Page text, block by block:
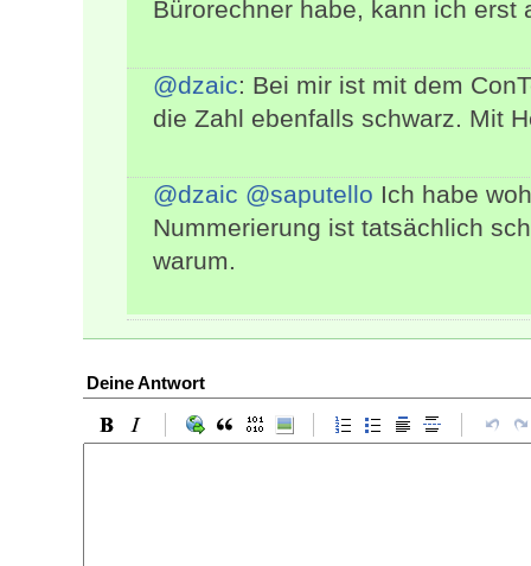
Bürorechner habe, kann ich
@dzaic: Bei mir ist mit dem
die Zahl ebenfalls schwarz. Mit
@dzaic @saputello Ich habe
Nummerierung ist tatsächlich
warum.
Deine Antwort